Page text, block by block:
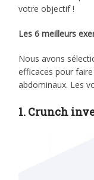
votre objectif !
Les 6 meilleurs
Nous avons
efficaces pour
abdominaux. Les
1. Crunch